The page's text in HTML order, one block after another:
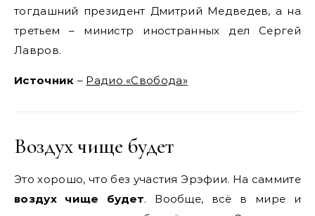
тогдашний президент Дмитрий Медведев, а на
третьем – министр иностранных дел Сергей
Лавров.
Источник – Радио «Свобода»
Воздух чище будет
Это хорошо, что без участия Эрэфии. На саммите
воздух чище будет. Вообще, всё в мире и